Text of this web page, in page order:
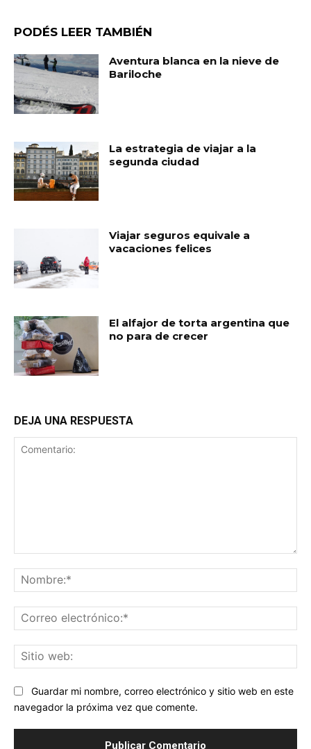
PODÉS LEER TAMBIÉN
Aventura blanca en la nieve de
Bariloche
La estrategia de viajar a la
segunda ciudad
Viajar seguros equivale a
vacaciones felices
El alfajor de torta argentina que
no para de crecer
DEJA UNA RESPUESTA
Guardar mi nombre, correo electrónico y sitio web en este
navegador la próxima vez que comente.